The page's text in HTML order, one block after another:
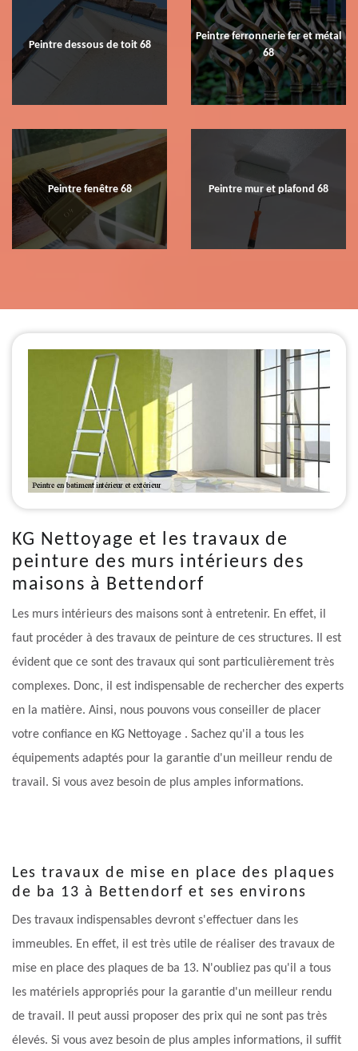
Peintre dessous de toit 68
Peintre ferronnerie fer et métal
68
Peintre fenêtre 68 Peintre mur et plafond 68
KG Nettoyage et les travaux de
peinture des murs intérieurs des
maisons à Bettendorf
Les murs intérieurs des maisons sont à entretenir. En effet, il
faut procéder à des travaux de peinture de ces structures. Il est
évident que ce sont des travaux qui sont particulièrement très
complexes. Donc, il est indispensable de rechercher des experts
en la matière. Ainsi, nous pouvons vous conseiller de placer
votre confiance en KG Nettoyage . Sachez qu'il a tous les
équipements adaptés pour la garantie d'un meilleur rendu de
travail. Si vous avez besoin de plus amples informations.
Les travaux de mise en place des plaques
de ba 13 à Bettendorf et ses environs
Des travaux indispensables devront s'effectuer dans les
immeubles. En effet, il est très utile de réaliser des travaux de
mise en place des plaques de ba 13. N'oubliez pas qu'il a tous
les matériels appropriés pour la garantie d'un meilleur rendu
de travail. Il peut aussi proposer des prix qui ne sont pas très
élevés. Si vous avez besoin de plus amples informations, il suffit